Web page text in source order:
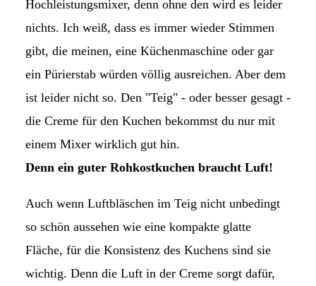
Hochleistungsmixer, denn ohne den wird es leider
nichts. Ich weiß, dass es immer wieder Stimmen
gibt, die meinen, eine Küchenmaschine oder gar
ein Pürierstab würden völlig ausreichen. Aber dem
ist leider nicht so. Den "Teig" - oder besser gesagt -
die Creme für den Kuchen bekommst du nur mit
einem Mixer wirklich gut hin.
Denn ein guter Rohkostkuchen braucht Luft!
Auch wenn Luftbläschen im Teig nicht unbedingt
so schön aussehen wie eine kompakte glatte
Fläche, für die Konsistenz des Kuchens sind sie
wichtig. Denn die Luft in der Creme sorgt dafür,